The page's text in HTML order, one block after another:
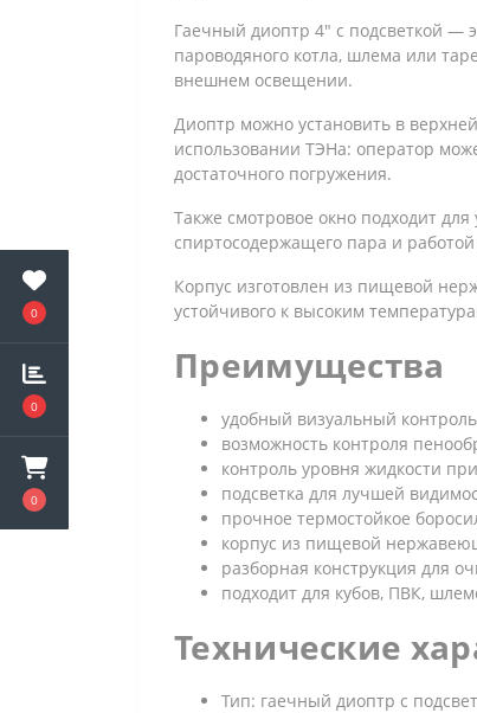
0
0
0
Гаечный диоптр 4″ с подсветкой —
пароводяного котла, шлема или
внешнем освещении.
Диоптр можно установить в
использовании ТЭНа: оператор
достаточного погружения.
Также смотровое окно подходит
спиртосодержащего пара и
Корпус изготовлен из пищевой
устойчивого к высоким
Преимущества
удобный визуальный
возможность контроля
контроль уровня жидкости
подсветка для лучшей
прочное термостойкое
корпус из пищевой
разборная конструкция для
подходит для кубов, ПВК,
Технические
Тип: гаечный диоптр с